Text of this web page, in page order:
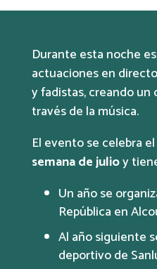
Durante esta noche
actuaciones en
y fadistas, creando un
través de la música.
El evento se celebra el
semana de julioy
Un año se
República en
Al año siguiente
deportivo de